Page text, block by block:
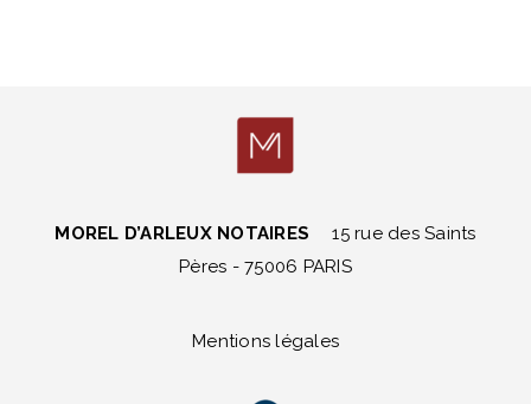
MOREL D’ARLEUX NOTAIRES
15 rue des Saints
Pères - 75006 PARIS
Mentions légales